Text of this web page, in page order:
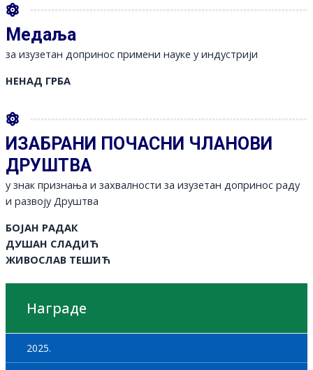
Награде
2025.
Медаља
за изузетан допринос примени науке у индустрији
НЕНАД ГРБА
ИЗАБРАНИ ПОЧАСНИ ЧЛАНОВИ
ДРУШТВА
у знак признања и захвалности за изузетан допринос раду
и развоју Друштва
БОЈАН РАДАК
ДУШАН СЛАДИЋ
ЖИВОСЛАВ ТЕШИЋ